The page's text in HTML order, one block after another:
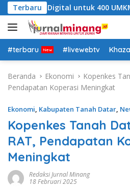
a
g
u
TerbaruDigital untuk 400 UMKM
#terbaru #livewebtv
Beranda Ekonomi
Kopenkes
Pendapatan Koperasi Meningkat
Ekonomi, Kabupaten Tanah Datar,
Kopenkes Tanah
RAT, Pendapatan
Meningkat
Redaksi Jurnal Minang
18 Februari 2025